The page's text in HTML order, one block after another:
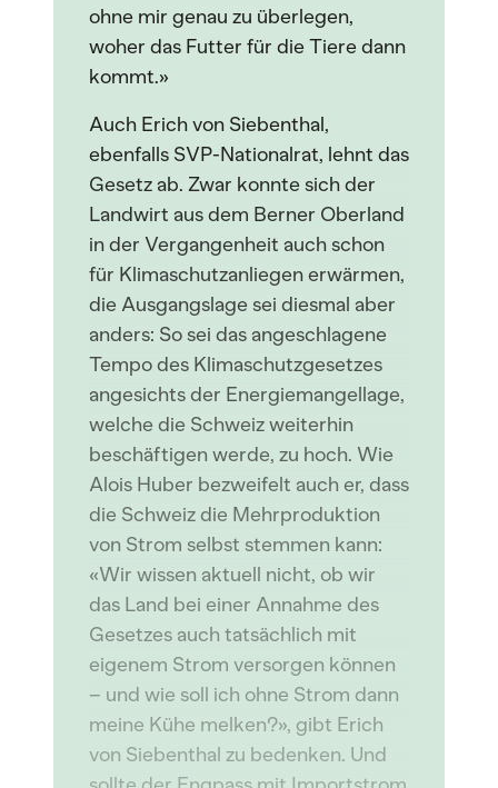
ohne mir genau zu überlegen,
woher das Futter für die Tiere dann
kommt.»
Auch Erich von Siebenthal,
ebenfalls SVP-Nationalrat, lehnt das
Gesetz ab. Zwar konnte sich der
Landwirt aus dem Berner Oberland
in der Vergangenheit auch schon
für Klimaschutzanliegen erwärmen,
die Ausgangslage sei diesmal aber
anders: So sei das angeschlagene
Tempo des Klimaschutzgesetzes
angesichts der Energiemangellage,
welche die Schweiz weiterhin
beschäftigen werde, zu hoch. Wie
Alois Huber bezweifelt auch er, dass
die Schweiz die Mehrproduktion
von Strom selbst stemmen kann:
«Wir wissen aktuell nicht, ob wir
das Land bei einer Annahme des
Gesetzes auch tatsächlich mit
eigenem Strom versorgen können
– und wie soll ich ohne Strom dann
meine Kühe melken?», gibt Erich
von Siebenthal zu bedenken. Und